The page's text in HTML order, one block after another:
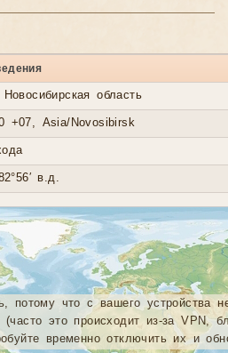
область
+07, Asia/Novosibirsk
в.д.
потому что с вашего устройства
(часто это происходит из-за VPN,
временно отключить их и